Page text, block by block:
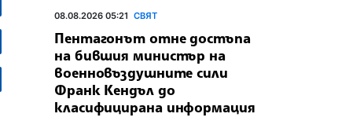
08.08.2026 05:21 СВЯТ
Пентагонът отне достъпа
на бившия министър на
военновъздушните сили
Франк Кендъл до
класифицирана информация